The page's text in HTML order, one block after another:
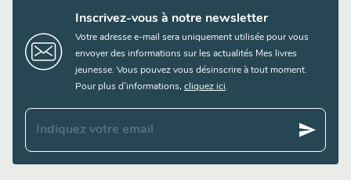
Inscrivez-vous à notre newsletter
Votre adresse e-mail sera uniquement utilisée pour vous
envoyer des informations sur les actualités Mes livres
jeunesse. Vous pouvez vous désinscrire à tout moment.
Pour plus d’informations, cliquez ici.
Indiquez votre email send